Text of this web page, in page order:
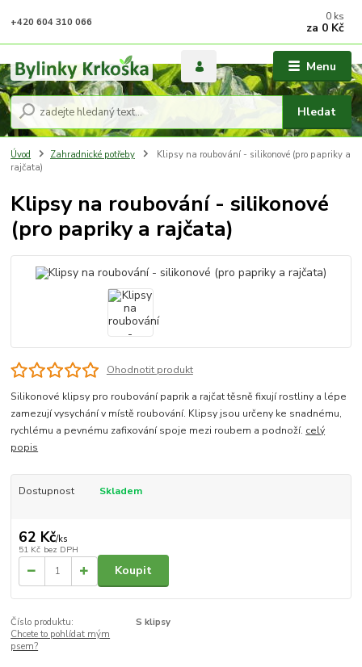
Menu
Hledat
+420 604 310 066 0 ks
za 0 Kč
Úvod Zahradnické potřeby
Klipsy na roubování - silikonové (pro papriky a
rajčata)
Klipsy na roubování - silikonové
(pro papriky a rajčata)
Ohodnotit produkt
Silikonové klipsy pro roubování paprik a rajčat těsně fixují rostliny a lépe
zamezují vysychání v místě roubování. Klipsy jsou určeny ke snadnému,
rychlému a pevnému zafixování spoje mezi roubem a podnoží. celý
popis
Dostupnost Skladem
62 Kč/ks
51 Kč bez DPH
Koupit
Číslo produktu:
S klipsy
Chcete to pohlídat mým
psem?